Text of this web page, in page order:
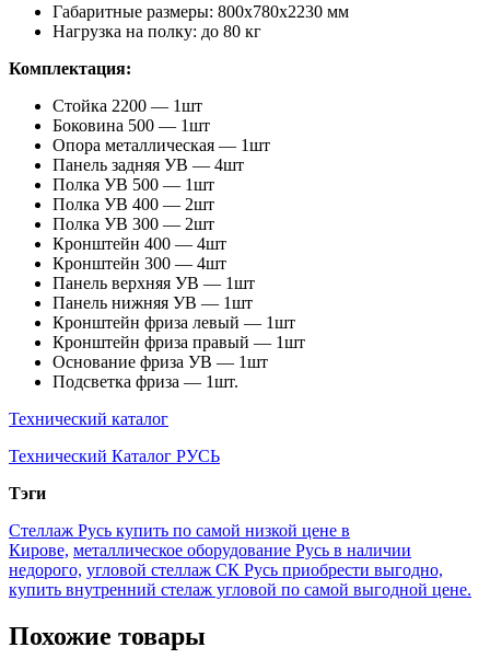
Габаритные размеры: 800х780х2230 мм
Нагрузка на полку: до 80 кг
Комплектация:
Стойка 2200 — 1шт
Боковина 500 — 1шт
Опора металлическая — 1шт
Панель задняя УВ — 4шт
Полка УВ 500 — 1шт
Полка УВ 400 — 2шт
Полка УВ 300 — 2шт
Кронштейн 400 — 4шт
Кронштейн 300 — 4шт
Панель верхняя УВ — 1шт
Панель нижняя УВ — 1шт
Кронштейн фриза левый — 1шт
Кронштейн фриза правый — 1шт
Основание фриза УВ — 1шт
Подсветка фриза — 1шт.
Технический каталог
Технический Каталог РУСЬ
Тэги
Стеллаж Русь купить по самой низкой цене в
Кирове, металлическое оборудование Русь в наличии
недорого, угловой стеллаж СК Русь приобрести выгодно,
купить внутренний стелаж угловой по самой выгодной цене.
Похожие товары